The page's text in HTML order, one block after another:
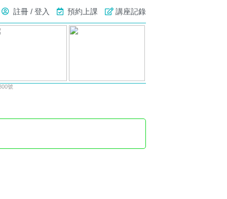
註冊 / 登入 預約上課 講座記錄
號